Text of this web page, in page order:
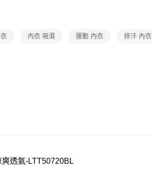
內衣 吸濕 運動 內衣 排汗 內衣
透氣-LTT50720BL